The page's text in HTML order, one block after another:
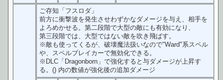
ご存知「フスロダ」
前方に衝撃波を発生させわずかなダメージを与え、相手を
よろめかせる。第二段階で大型の敵にも有効になり、
第三段階では、大型ではない敵を吹き飛ばす。
※敵も使ってくるが、破壊魔法扱いなので"Ward"系スペル
や、スペルブレイカーで無効化できる。
※DLC「Dragonborn」で強化すると与ダメージが上昇す
る。() 内の数値が強化後の追加ダメージ